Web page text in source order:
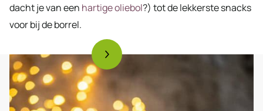
dacht je van een hartige oliebol?) tot de lekkerste snacks
voor bij de borrel.